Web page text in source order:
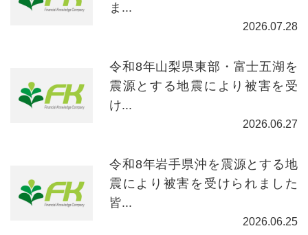
ま...
2026.07.28
令和8年山梨県東部・富士五湖を
震源とする地震により被害を受
け...
2026.06.27
令和8年岩手県沖を震源とする地
震により被害を受けられました
皆...
2026.06.25